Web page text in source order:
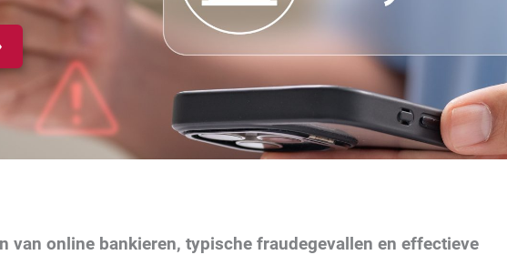
van online bankieren, typische fraudegevallen en effectieve